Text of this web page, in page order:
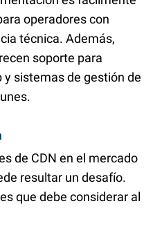
operadores con
técnica. Además,
soporte para
sistemas de gestión de
de CDN en el mercado
resultar un desafío.
que debe considerar al